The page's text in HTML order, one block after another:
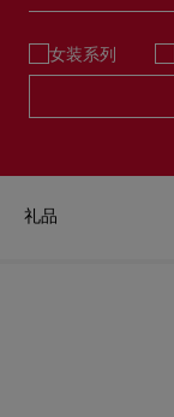
女装系列
礼品